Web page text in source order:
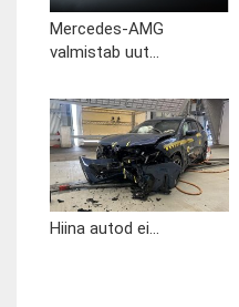
Mercedes-AMG
valmistab uut...
Hiina autod ei...